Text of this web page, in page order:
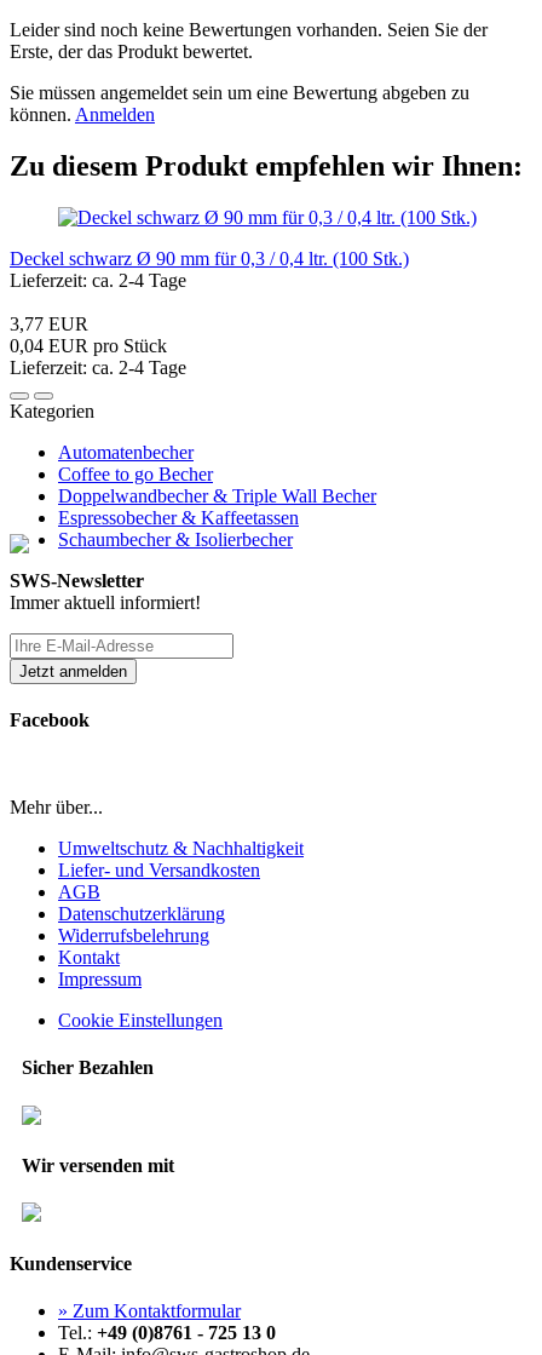
Leider sind noch keine Bewertungen vorhanden. Seien Sie der
Erste, der das Produkt bewertet.
Sie müssen angemeldet sein um eine Bewertung abgeben zu
können. Anmelden
Zu diesem Produkt empfehlen wir Ihnen:
Deckel schwarz Ø 90 mm für 0,3 / 0,4 ltr. (100 Stk.)
Lieferzeit: ca. 2-4 Tage
3,77 EUR
0,04 EUR pro Stück
Lieferzeit: ca. 2-4 Tage
Kategorien
Automatenbecher
Coffee to go Becher
Doppelwandbecher & Triple Wall Becher
Espressobecher & Kaffeetassen
Schaumbecher & Isolierbecher
SWS-Newsletter
Immer aktuell informiert!
Facebook
Mehr über...
Umweltschutz & Nachhaltigkeit
Liefer- und Versandkosten
AGB
Datenschutzerklärung
Widerrufsbelehrung
Kontakt
Impressum
Cookie Einstellungen
Sicher Bezahlen
Wir versenden mit
Kundenservice
» Zum Kontaktformular
Tel.: +49 (0)8761 - 725 13 0